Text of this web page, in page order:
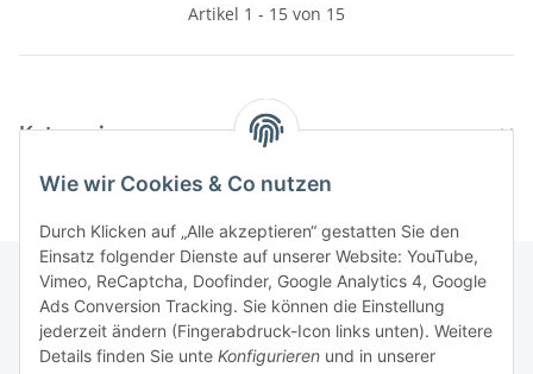
Artikel 1 - 15 von 15
Kategorien
Informationen
Wie wir Cookies & Co nutzen
Durch Klicken auf „Alle akzeptieren“ gestatten Sie den
Einsatz folgender Dienste auf unserer Website: YouTube,
Vimeo, ReCaptcha, Doofinder, Google Analytics 4, Google
Ads Conversion Tracking. Sie können die Einstellung
jederzeit ändern (Fingerabdruck-Icon links unten). Weitere
Details finden Sie unte Konfigurieren und in unserer